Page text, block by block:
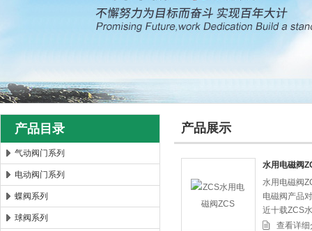
郑州森玛自控阀门有限公司
产品目录
气动阀门系列
电动阀门系列
蝶阀系列
球阀系列
产品展示
水用电磁阀
水用电磁阀
电磁阀产品
近十载ZCS
查看详细